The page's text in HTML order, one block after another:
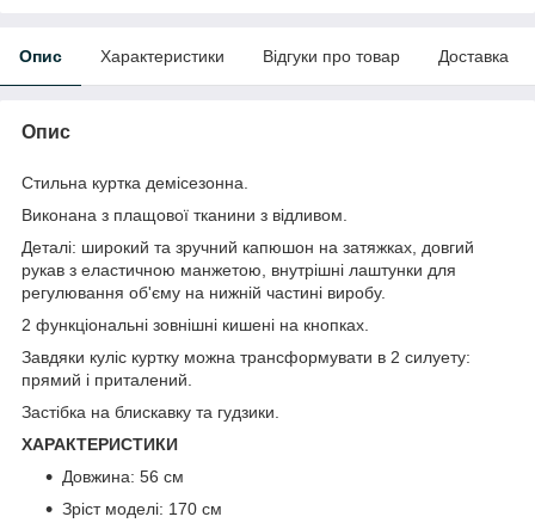
Опис Характеристики Відгуки про товар Доставка
Опис
Стильна куртка демісезонна.
Виконана з плащової тканини з відливом.
Деталі: широкий та зручний капюшон на затяжках, довгий
рукав з еластичною манжетою, внутрішні лаштунки для
регулювання об'єму на нижній частині виробу.
2 функціональні зовнішні кишені на кнопках.
Завдяки куліс куртку можна трансформувати в 2 силуету:
прямий і приталений.
Застібка на блискавку та гудзики.
ХАРАКТЕРИСТИКИ
Довжина: 56 см
Зріст моделі: 170 см